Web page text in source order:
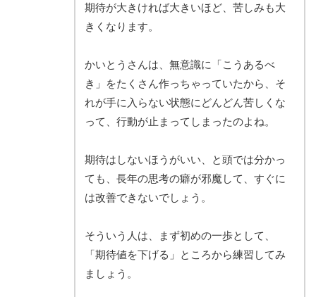
期待が大きければ大きいほど、苦しみも大
きくなります。
かいとうさんは、無意識に「こうあるべ
き」をたくさん作っちゃっていたから、そ
れが手に入らない状態にどんどん苦しくな
って、行動が止まってしまったのよね。
期待はしないほうがいい、と頭では分かっ
ても、長年の思考の癖が邪魔して、すぐに
は改善できないでしょう。
そういう人は、まず初めの一歩として、
「期待値を下げる」ところから練習してみ
ましょう。